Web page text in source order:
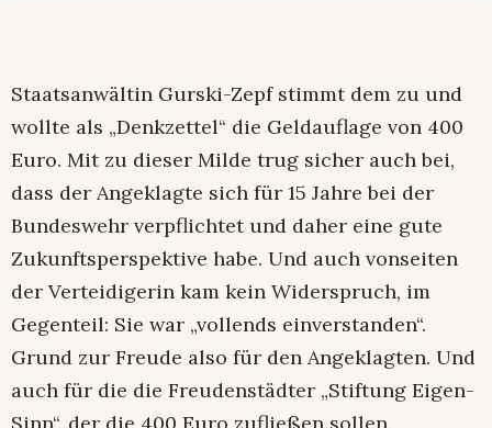
Staatsanwältin Gurski-Zepf stimmt dem zu und
wollte als „Denkzettel“ die Geldauflage von 400
Euro. Mit zu dieser Milde trug sicher auch bei,
dass der Angeklagte sich für 15 Jahre bei der
Bundeswehr verpflichtet und daher eine gute
Zukunftsperspektive habe. Und auch vonseiten
der Verteidigerin kam kein Widerspruch, im
Gegenteil: Sie war „vollends einverstanden“.
Grund zur Freude also für den Angeklagten. Und
auch für die die Freudenstädter „Stiftung Eigen-